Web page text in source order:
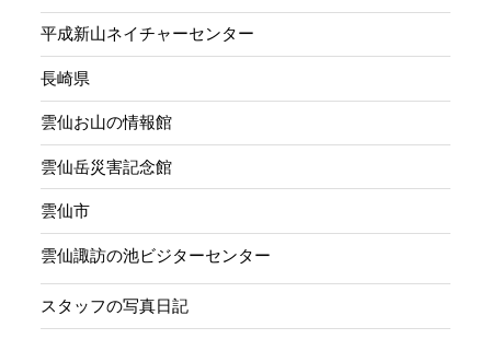
平成新山ネイチャーセンター
長崎県
雲仙お山の情報館
雲仙岳災害記念館
雲仙市
雲仙諏訪の池ビジターセンター
スタッフの写真日記